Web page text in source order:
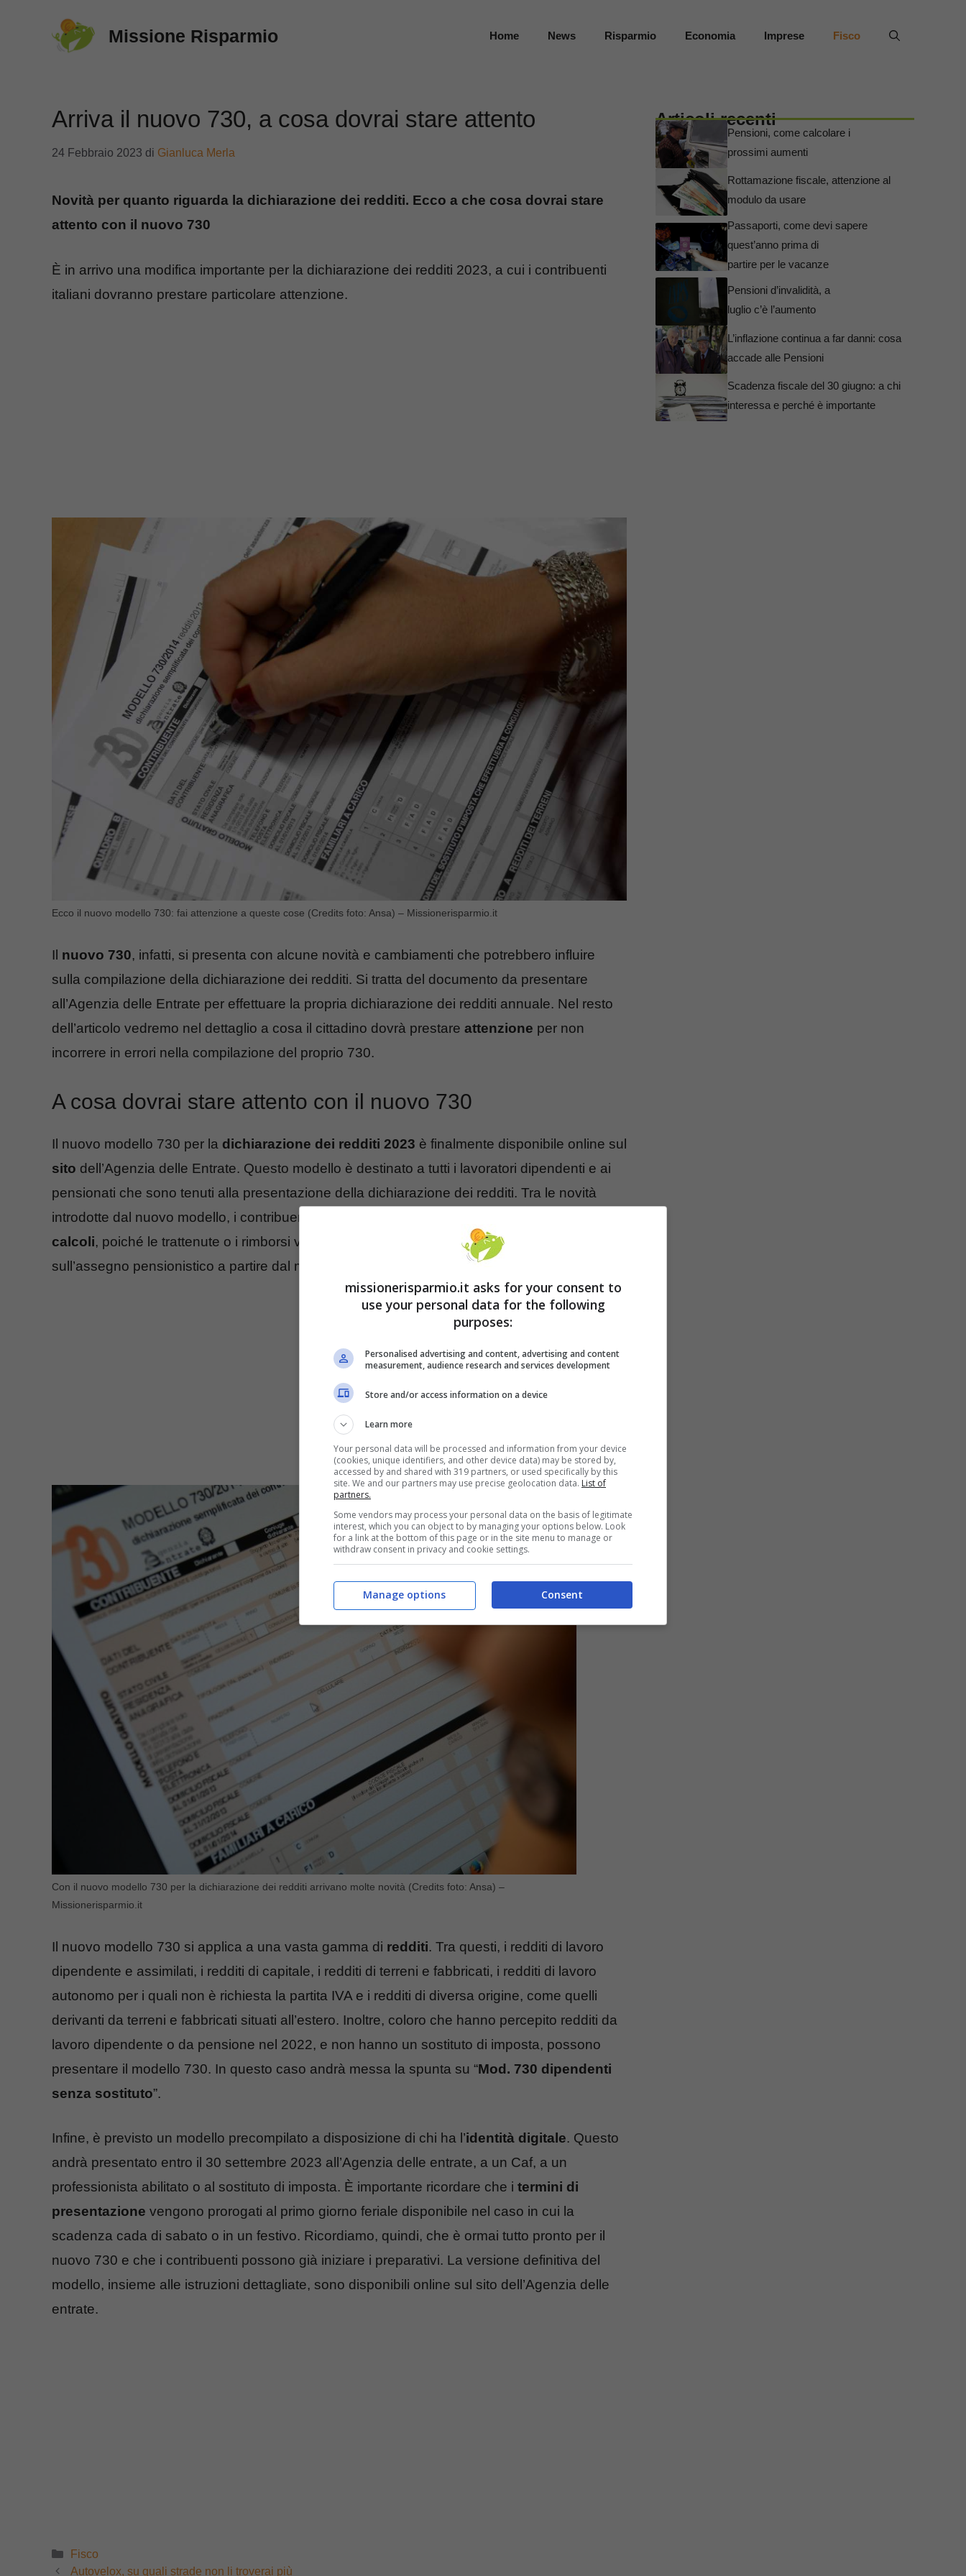
Missione Risparmio Home News Risparmio Economia Imprese Fisco
Arriva il nuovo 730, a cosa dovrai stare attento
24 Febbraio 2023 di Gianluca Merla
Novità per quanto riguarda la dichiarazione dei redditi. Ecco a che cosa dovrai stare
attento con il nuovo 730
È in arrivo una modifica importante per la dichiarazione dei redditi 2023, a cui i contribuenti
italiani dovranno prestare particolare attenzione.
Ecco il nuovo modello 730: fai attenzione a queste cose (Credits foto: Ansa) – Missionerisparmio.it
Il nuovo 730, infatti, si presenta con alcune novità e cambiamenti che potrebbero influire
sulla compilazione della dichiarazione dei redditi. Si tratta del documento da presentare
all’Agenzia delle Entrate per effettuare la propria dichiarazione dei redditi annuale. Nel resto
dell’articolo vedremo nel dettaglio a cosa il cittadino dovrà prestare attenzione per non
incorrere in errori nella compilazione del proprio 730.
A cosa dovrai stare attento con il nuovo 730
Il nuovo modello 730 per la dichiarazione dei redditi 2023 è finalmente disponibile online sul
sito dell’Agenzia delle Entrate. Questo modello è destinato a tutti i lavoratori dipendenti e ai
pensionati che sono tenuti alla presentazione della dichiarazione dei redditi. Tra le novità
introdotte dal nuovo modello, i contribuenti che presentano il 730
calcoli, poiché le trattenute o i rimborsi vengono effettuati direttamente sulla retribuzione o
sull’assegno pensionistico a partire dal mese di luglio o di agosto.
Con il nuovo modello 730 per la dichiarazione dei redditi arrivano molte novità (Credits foto: Ansa) –
Missionerisparmio.it
Il nuovo modello 730 si applica a una vasta gamma di redditi. Tra questi, i redditi di lavoro
dipendente e assimilati, i redditi di capitale, i redditi di terreni e fabbricati, i redditi di lavoro
autonomo per i quali non è richiesta la partita IVA e i redditi di diversa origine, come quelli
derivanti da terreni e fabbricati situati all’estero. Inoltre, coloro che hanno percepito redditi da
lavoro dipendente o da pensione nel 2022, e non hanno un sostituto di imposta, possono
presentare il modello 730. In questo caso andrà messa la spunta su “Mod. 730 dipendenti
senza sostituto”.
Infine, è previsto un modello precompilato a disposizione di chi ha l’identità digitale. Questo
andrà presentato entro il 30 settembre 2023 all’Agenzia delle entrate, a un Caf, a un
professionista abilitato o al sostituto di imposta. È importante ricordare che i termini di
presentazione vengono prorogati al primo giorno feriale disponibile nel caso in cui la
scadenza cada di sabato o in un festivo. Ricordiamo, quindi, che è ormai tutto pronto per il
nuovo 730 e che i contribuenti possono già iniziare i preparativi. La versione definitiva del
modello, insieme alle istruzioni dettagliate, sono disponibili online sul sito dell’Agenzia delle
entrate.
Categorie
Fisco
Autovelox, su quali strade non li troverai più
Articoli recenti
Pensioni, come calcolare i
prossimi aumenti
Rottamazione fiscale, attenzione al
modulo da usare
Passaporti, come devi sapere
quest’anno prima di
partire per le vacanze
Pensioni d’invalidità, a
luglio c’è l’aumento
L’inflazione continua a far danni: cosa
accade alle Pensioni
Scadenza fiscale del 30 giugno: a chi
interessa e perché è importante
missionerisparmio.it asks for your consent to
use your personal data for the following
purposes:
Personalised advertising and content, advertising and content
measurement, audience research and services development
Store and/or access information on a device
Learn more
Your personal data will be processed and information from your device
(cookies, unique identifiers, and other device data) may be stored by,
accessed by and shared with 319 partners, or used specifically by this
site. We and our partners may use precise geolocation data. List of
partners.
Some vendors may process your personal data on the basis of legitimate
interest, which you can object to by managing your options below. Look
for a link at the bottom of this page or in the site menu to manage or
withdraw consent in privacy and cookie settings.
Consent
Manage options